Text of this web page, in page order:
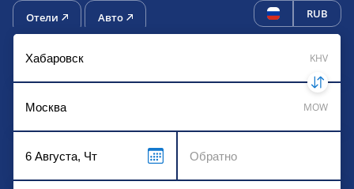
Отели Авто RUB
KHV
MOW